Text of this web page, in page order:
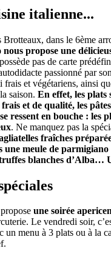
italienne...
Brotteaux, dans le 6ème
propose une
pas de carte
passionné par
frais et végétariens, ainsi
saison. En effet, les plats
et de qualité, les
ressent en bouche : les
. Ne manquez pas la
fraîches
une meule de
blanches d’Alba…
une soirée
Le vendredi soir,
un menu à 3 plats ou à la